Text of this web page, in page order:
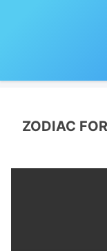
ZODIAC